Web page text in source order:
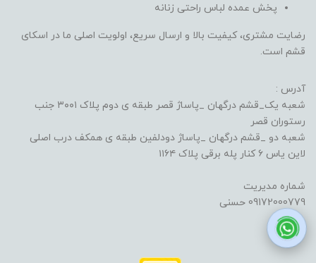
پخش عمده لباس راحتی زنانه
رضایت مشتری، کیفیت بالا و ارسال سریع، اولویت اصلی ما در اسکای
قشم است.
آدرس :
شعبه یک_قشم درگهان _پاساژ قصر طبقه ی دوم پلاک ۳۰۰۱ جنب
رستوران قصر
شعبه دو _قشم درگهان _پاساژ دودلفین طبقه ی همکف درب اصلی
لاین یاس ۶ کنار پله برقی پلاک ۱۱۶۴
شماره مدیریت
09172000779 حسنی